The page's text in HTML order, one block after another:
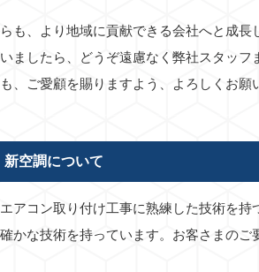
も、より地域に貢献できる会社へと成
ましたら、どうぞ遠慮なく弊社スタッ
、ご愛顧を賜りますよう、よろしくお願
新空調について
アコン取り付け工事に熟練した技術を
かな技術を持っています。お客さまの